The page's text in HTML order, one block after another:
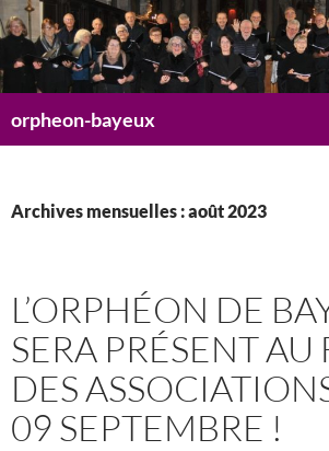
Aller
au
contenu
orpheon-bayeux
Archives mensuelles : août 2023
L’ORPHÉON DE
SERA PRÉSENT
DES
09 SEPTEMBRE !